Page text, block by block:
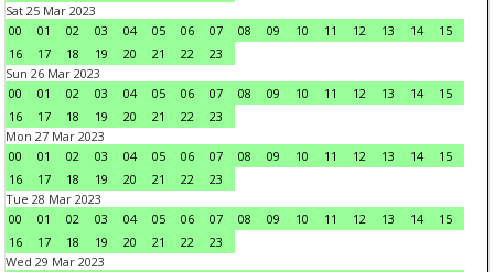
Sat 25 Mar 2023
00
01 02 03 04 05 06 07 08 09 10 11 12 13 14
15
16
17 18 19 20 21 22
23
Sun 26 Mar 2023
00
01 02 03 04 05 06 07 08 09 10 11 12 13 14
15
16
17 18 19 20 21 22
23
Mon 27 Mar 2023
00
01 02 03 04 05 06 07 08 09 10 11 12 13 14
15
16
17 18 19 20 21 22
23
Tue 28 Mar 2023
00
01 02 03 04 05 06 07 08 09 10 11 12 13 14
15
16
17 18 19 20 21 22
23
Wed 29 Mar 2023